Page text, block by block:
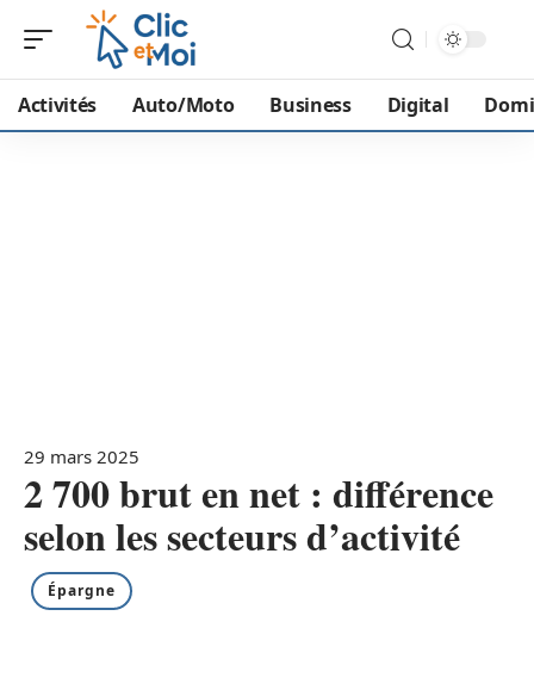
Activités Auto/Moto Business Digital
29 mars 2025
2 700 brut en net : différence
selon les secteurs d’activité
Épargne